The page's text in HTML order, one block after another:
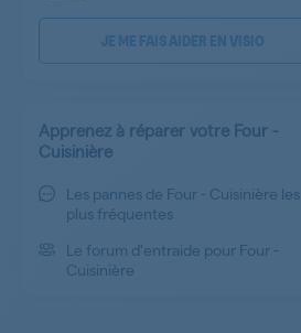
FAR
CANDY
SIGNATURE
LADEN
BOMPANI
IGNIS
JE ME FAIS AIDER EN VISIO
Apprenez à réparer votre Four -
Cuisinière
Les pannes de Four - Cuisinière les
plus fréquentes
Le forum d'entraide pour Four -
Cuisinière